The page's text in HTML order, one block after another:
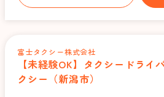
富士タクシー株式会社
【未経験OK】タクシードライ
クシー（新潟市）